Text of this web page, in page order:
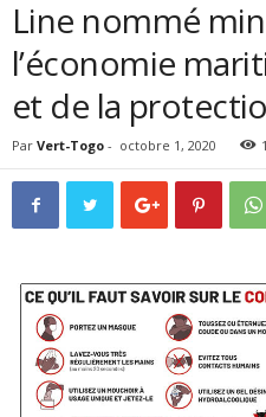
Line nommé
l’économie
et de la
Par Vert-Togo - octobre 1, 2020